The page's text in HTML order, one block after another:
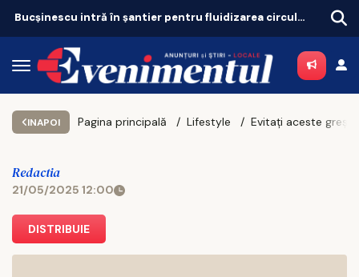
Bucșinescu intră în șantier pentru fluidizarea circulației
INAPOI Pagina principală Lifestyle
Redactia
21/05/2025 12:00
DISTRIBUIE